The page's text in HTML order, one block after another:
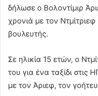
δήλωσε ο Βολοντίμιρ
χρονιά με τον
βουλευτής.
Σε ηλικία 15 ετών, ο
του για ένα ταξίδι
με τον Άριεφ, τον